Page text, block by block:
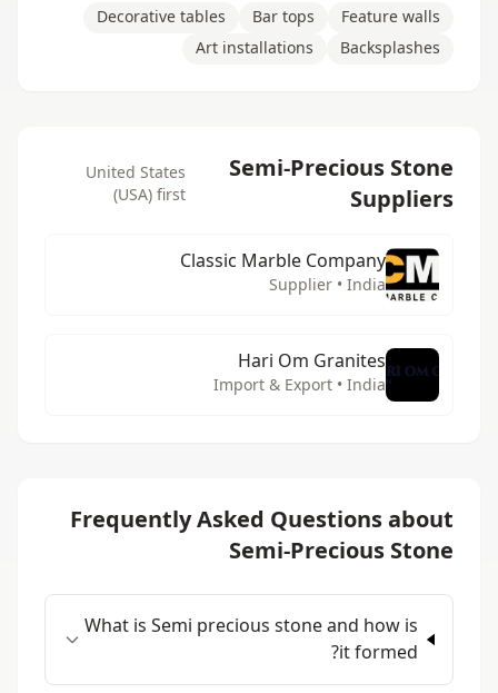
Feature walls
Bar tops
Decorative tables
Backsplashes
Art installations
Semi-Precious Stone
Suppliers
United States
(USA) first
Classic Marble Company
Supplier • India
Hari Om Granites
Import & Export • India
Frequently Asked Questions about
Semi-Precious Stone
What is Semi precious stone and how is
it formed?